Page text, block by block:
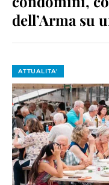
dell’Arma su
ATTUALITA'